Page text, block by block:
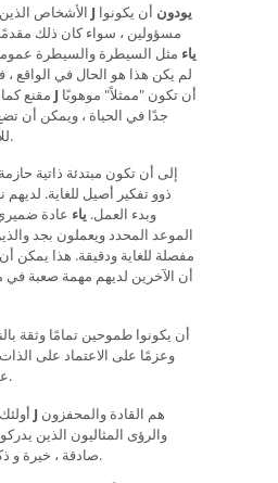
J يودون أن يكونوا
مسؤولين ، سواء كان ذلك
ياء مثل السيطرة والسيطرة
لم يكن هذا هو الحال في الواقع
J
جدًا في الحياة ، ويمكن أن
للآخرين رؤيتهم وإيمانهم.
ذوو تفكير أصيل للغاية.
وبدء العمل. ياء عادة
الموعد المحدد ويعملون بجد
مفصلة للغاية ودقيقة. هذا يمكن
أن الآخرين لديهم مهمة صعبة في
وعزمًا على الاعتماد على الذات
عنها وشجاعة معتقداتهم.
J
والرؤى المثاليون الذين
صادقة ، خيرة و ذكية.